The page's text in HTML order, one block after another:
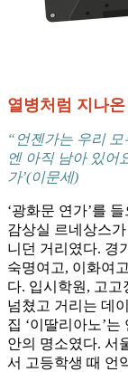
열병처럼 지나
“언젠가는 우리
엔 아직 남아 있어
가’(이문세)
‘광화문 연가’를
감상실 르네상스
니던 거리였다. 경
숙명여고, 이화여
다. 입시학원, 고고
넘쳤고 거리는 데
집 ‘이딸리아노’
안의 명소였다. 서
서 고등학생 때 언